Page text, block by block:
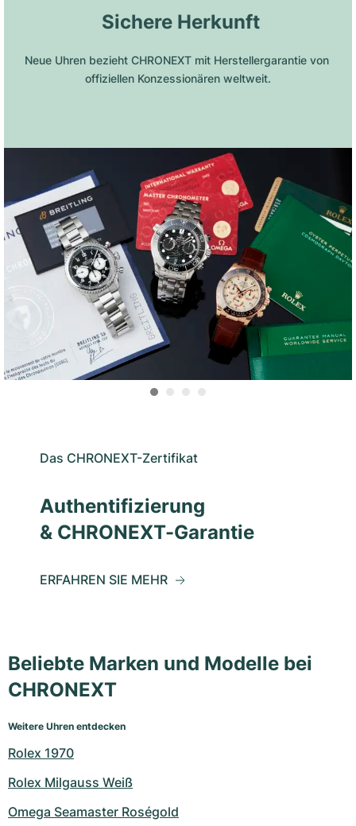
Sichere Herkunft
Neue Uhren bezieht CHRONEXT mit Herstellergarantie von
offiziellen Konzessionären weltweit.
Das CHRONEXT-Zertifikat
Authentifizierung
& CHRONEXT-Garantie
ERFAHREN SIE MEHR
Beliebte Marken und Modelle bei
CHRONEXT
Weitere Uhren entdecken
Rolex 1970
Rolex Milgauss Weiß
Omega Seamaster Roségold